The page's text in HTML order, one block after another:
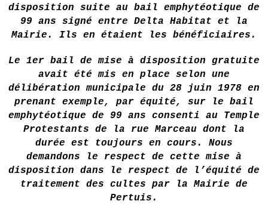
disposition suite au bail emphytéotique de
99 ans signé entre Delta Habitat et la
Mairie. Ils en étaient les bénéficiaires.
Le 1er bail de mise à disposition gratuite
avait été mis en place selon une
délibération municipale du 28 juin 1978 en
prenant exemple, par équité, sur le bail
emphytéotique de 99 ans consenti au Temple
Protestants de la rue Marceau dont la
durée est toujours en cours. Nous
demandons le respect de cette mise à
disposition dans le respect de l’équité de
traitement des cultes par la Mairie de
Pertuis.